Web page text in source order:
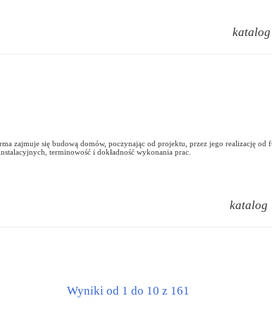
zajmuje się budową domów, poczynając od projektu, przez jego realizację od
terminowość i dokładność wykonania prac.
Wyniki od 1 do 10 z 161